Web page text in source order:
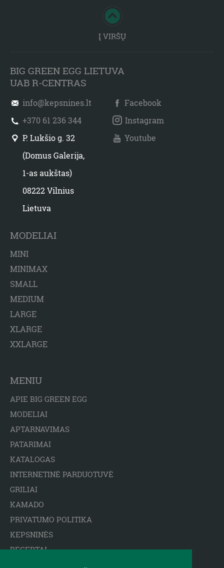
Į VIRŠŲ
BIG GREEN EGG LIETUVA
UAB R-CENTRAS
info@kepsnines.lt
+370 61 236 344
P. Lukšio g. 32
(Domus Galerija,
1-as aukštas)
08222 Vilnius
Lietuva
Facebook
Instagram
Youtube
MODELIAI
MINI
MINIMAX
SMALL
MEDIUM
LARGE
XLARGE
XXLARGE
MENIU
APIE BIG GREEN EGG
MODELIAI
APTARNAVIMAS
PATARIMAI
KATALOGAS
INTERNETINĖ PARDUOTUVĖ
GRILIAI
KAMADO
PRIVATUMO POLITIKA
KEPSNINĖS
RECEPTAI